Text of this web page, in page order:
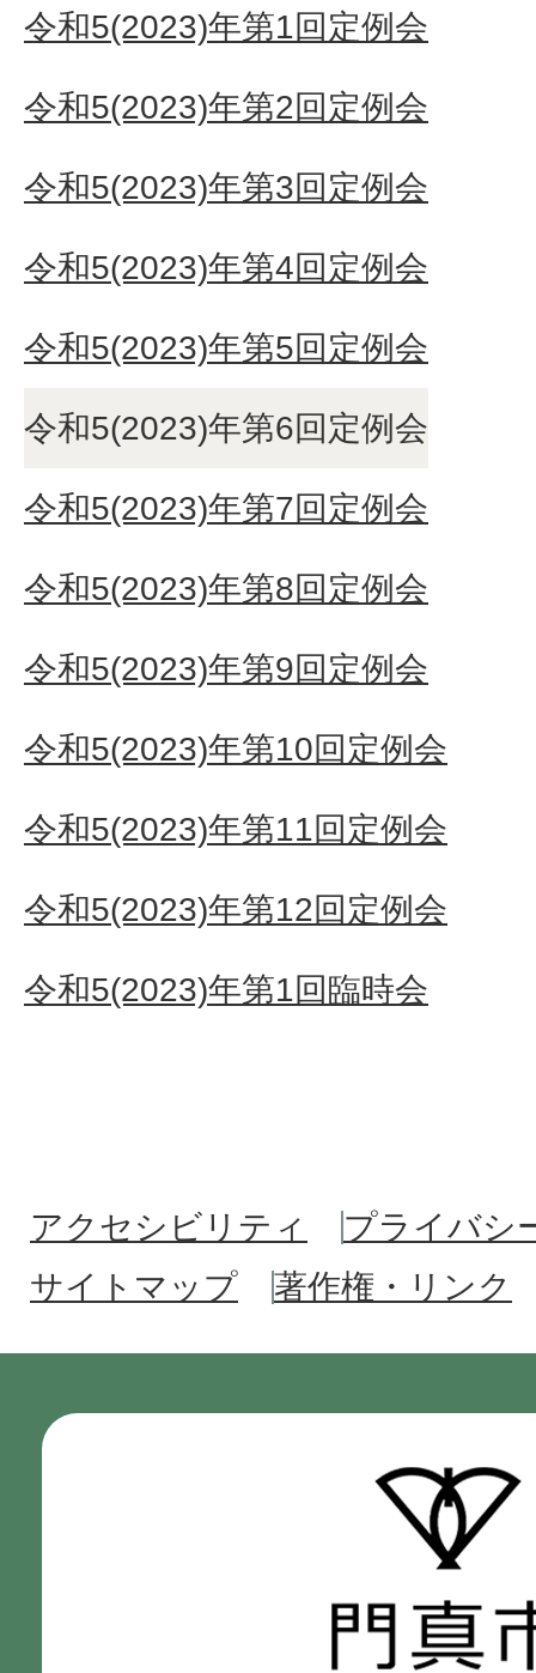
令和5(2023)年第1回定例会
令和5(2023)年第2回定例会
令和5(2023)年第3回定例会
令和5(2023)年第4回定例会
令和5(2023)年第5回定例会
令和5(2023)年第6回定例会
令和5(2023)年第7回定例会
令和5(2023)年第8回定例会
令和5(2023)年第9回定例会
令和5(2023)年第10回定例会
令和5(2023)年第11回定例会
令和5(2023)年第12回定例会
令和5(2023)年第1回臨時会
アクセシビリティ
プライバシ
サイトマップ
著作権・リンク
市